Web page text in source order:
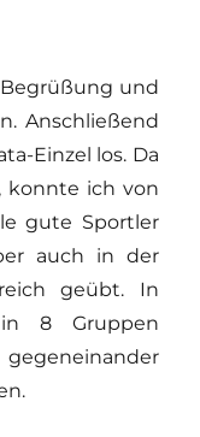
und
Anschließend
Einzel los. Da
konnte ich von
gute Sportler
auch in der
geübt. In
8 Gruppen